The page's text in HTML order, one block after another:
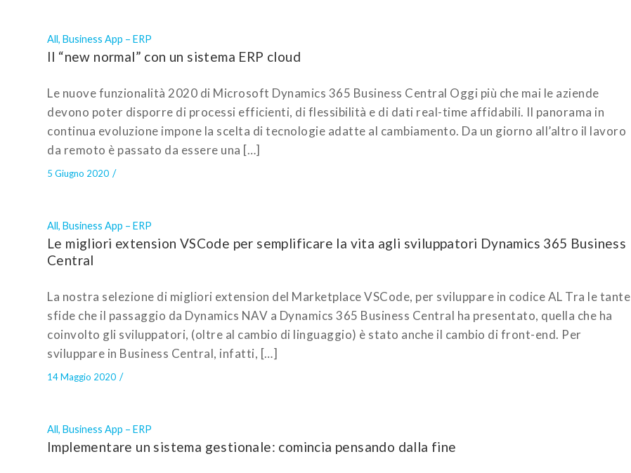
All, Business App – ERP
Il “new normal” con un sistema ERP cloud
Le nuove funzionalità 2020 di Microsoft Dynamics 365 Business Central Oggi più che mai le aziende
devono poter disporre di processi efficienti, di flessibilità e di dati real-time affidabili. Il panorama in
continua evoluzione impone la scelta di tecnologie adatte al cambiamento. Da un giorno all’altro il lavoro
da remoto è passato da essere una […]
5 Giugno 2020 /
All, Business App – ERP
Le migliori extension VSCode per semplificare la vita agli sviluppatori Dynamics 365 Business
Central
La nostra selezione di migliori extension del Marketplace VSCode, per sviluppare in codice AL Tra le tante
sfide che il passaggio da Dynamics NAV a Dynamics 365 Business Central ha presentato, quella che ha
coinvolto gli sviluppatori, (oltre al cambio di linguaggio) è stato anche il cambio di front-end. Per
sviluppare in Business Central, infatti, […]
14 Maggio 2020 /
All, Business App – ERP
Implementare un sistema gestionale: comincia pensando dalla fine